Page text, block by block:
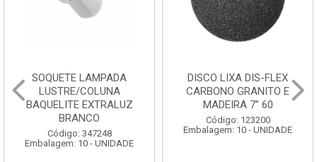
SOQUETE LAMPADA
LUSTRE/COLUNA
BAQUELITE EXTRALUZ
BRANCO
Código: 347248
Embalagem: 10 - UNIDADE
DISCO LIXA DIS-FLEX
CARBONO GRANITO E
MADEIRA 7” 60
Código: 123200
Embalagem: 10 - UNIDADE